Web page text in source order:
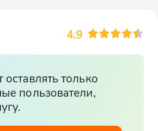
4.9
только
пользователи,